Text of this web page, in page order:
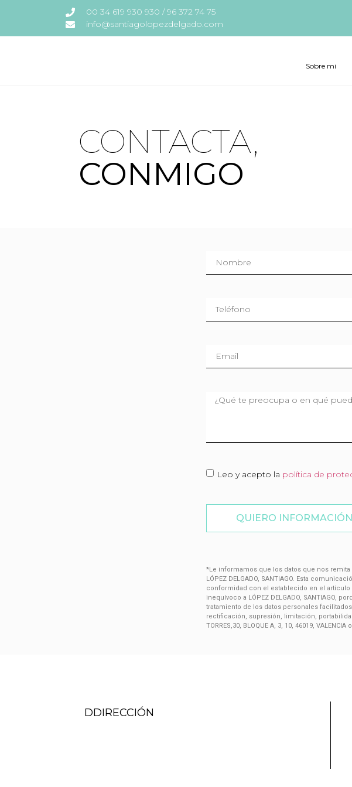
00 34 619 930 930 / 96 372 74 75
info@santiagolopezdelgado.com
Sobre mi
CONTACTA,
CONMIGO
Leo y acepto la política de
QUIERO INFORMACIÓN
*Le informamos que los datos que nos
LÓPEZ DELGADO, SANTIAGO. Esta
conformidad con el establecido en el artículo
inequívoco a LÓPEZ DELGADO, SANTIAGO,
tratamiento de los datos personales
rectificación, supresión, limitación, portabilidad
TORRES,30, BLOQUE A, 3, 10, 46019,
DDIRECCIÓN